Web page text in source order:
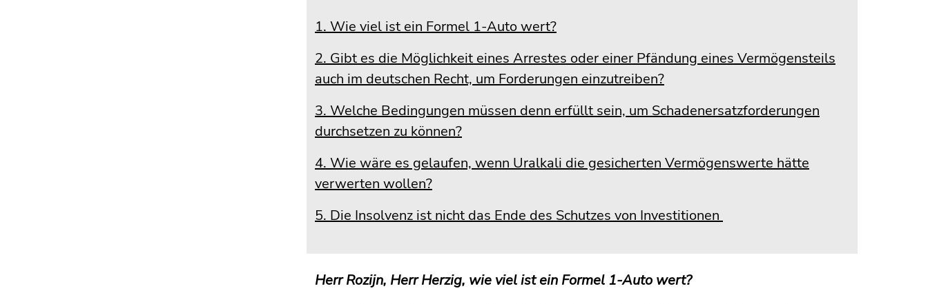
1. Wie viel ist ein Formel 1-Auto wert?
2. Gibt es die Möglichkeit eines Arrestes oder einer Pfändung eines Vermögensteils
auch im deutschen Recht, um Forderungen einzutreiben?
3. Welche Bedingungen müssen denn erfüllt sein, um Schadenersatzforderungen
durchsetzen zu können?
4. Wie wäre es gelaufen, wenn Uralkali die gesicherten Vermögenswerte hätte
verwerten wollen?
5. Die Insolvenz ist nicht das Ende des Schutzes von Investitionen
Herr Rozijn, Herr Herzig, wie viel ist ein Formel 1-Auto wert?